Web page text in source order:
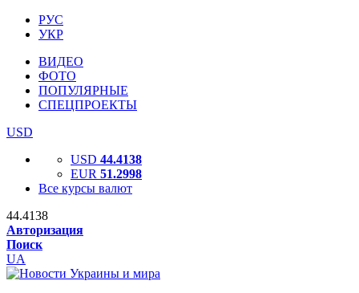
РУС
УКР
ВИДЕО
ФОТО
ПОПУЛЯРНЫЕ
СПЕЦПРОЕКТЫ
USD
USD 44.4138
EUR 51.2998
Все курсы валют
44.4138
Авторизация
Поиск
UA